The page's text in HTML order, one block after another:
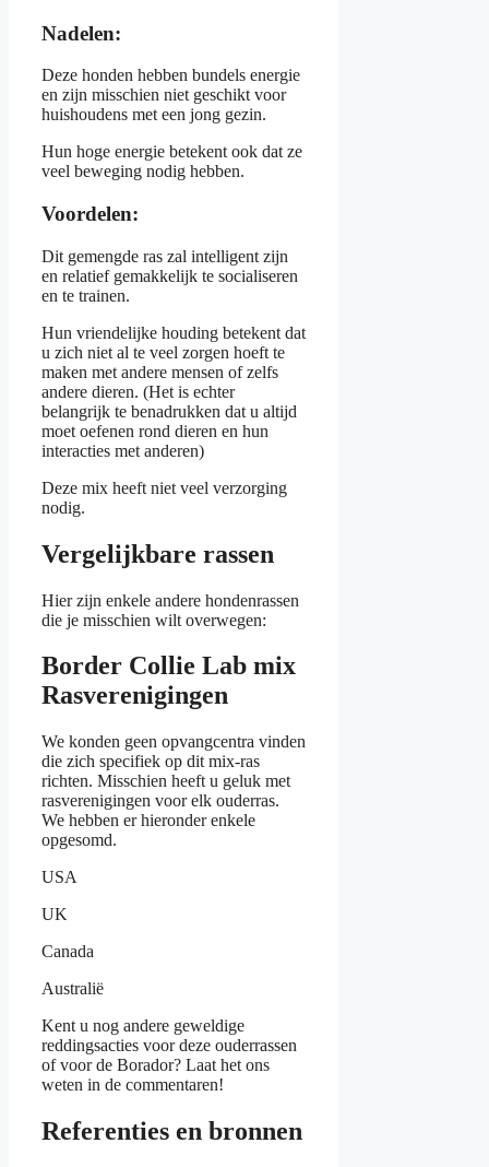
Nadelen:
Deze honden hebben bundels energie
en zijn misschien niet geschikt voor
huishoudens met een jong gezin.
Hun hoge energie betekent ook dat ze
veel beweging nodig hebben.
Voordelen:
Dit gemengde ras zal intelligent zijn
en relatief gemakkelijk te socialiseren
en te trainen.
Hun vriendelijke houding betekent dat
u zich niet al te veel zorgen hoeft te
maken met andere mensen of zelfs
andere dieren. (Het is echter
belangrijk te benadrukken dat u altijd
moet oefenen rond dieren en hun
interacties met anderen)
Deze mix heeft niet veel verzorging
nodig.
Vergelijkbare rassen
Hier zijn enkele andere hondenrassen
die je misschien wilt overwegen:
Border Collie Lab mix
Rasverenigingen
We konden geen opvangcentra vinden
die zich specifiek op dit mix-ras
richten. Misschien heeft u geluk met
rasverenigingen voor elk ouderras.
We hebben er hieronder enkele
opgesomd.
USA
UK
Canada
Australië
Kent u nog andere geweldige
reddingsacties voor deze ouderrassen
of voor de Borador? Laat het ons
weten in de commentaren!
Referenties en bronnen